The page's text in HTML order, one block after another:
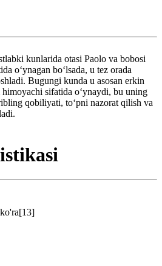
kunlarida otasi Paolo va bobosi
oʻynagan boʻlsada, u tez orada
Bugungi kunda u asosan erkin
sifatida oʻynaydi, bu uning
qobiliyati, toʻpni nazorat qilish va